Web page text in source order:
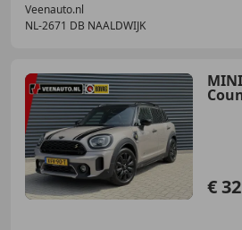
Veenauto.nl
NL-2671 DB NAALDWIJK
€